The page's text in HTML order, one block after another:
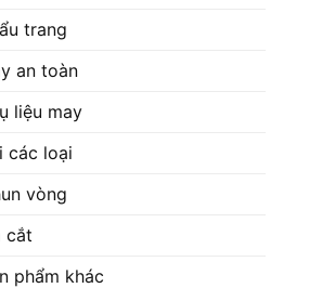
trang
an toàn
liệu may
các loại
vòng
cắt
phẩm khác